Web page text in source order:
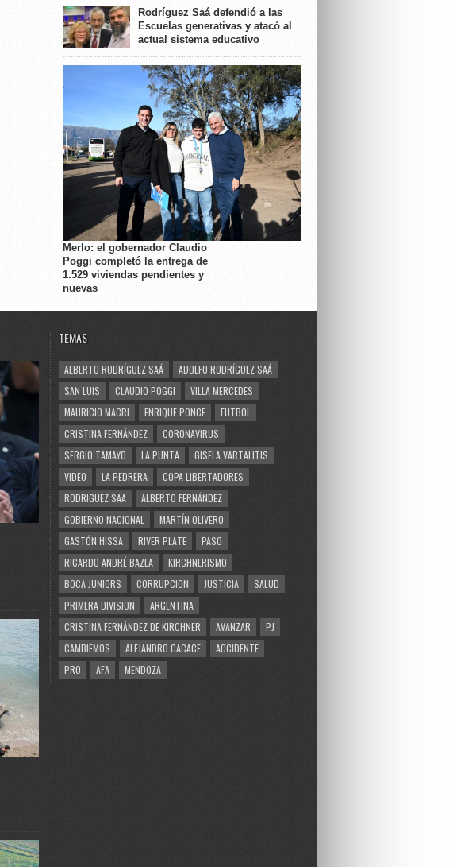
Rodríguez Saá defendió a las
Escuelas generativas y atacó al
actual sistema educativo
Merlo: el gobernador Claudio
Poggi completó la entrega de
1.529 viviendas pendientes y
nuevas
TEMAS
ALBERTO RODRÍGUEZ SAÁ
ADOLFO RODRÍGUEZ SAÁ
SAN LUIS
CLAUDIO POGGI
VILLA MERCEDES
MAURICIO MACRI
ENRIQUE PONCE
FUTBOL
CRISTINA FERNÁNDEZ
CORONAVIRUS
SERGIO TAMAYO
LA PUNTA
GISELA VARTALITIS
VIDEO
LA PEDRERA
COPA LIBERTADORES
RODRIGUEZ SAA
ALBERTO FERNÁNDEZ
GOBIERNO NACIONAL
MARTÍN OLIVERO
GASTÓN HISSA
RIVER PLATE
PASO
RICARDO ANDRÉ BAZLA
KIRCHNERISMO
BOCA JUNIORS
CORRUPCION JUSTICIA
SALUD
PRIMERA DIVISION
ARGENTINA
CRISTINA FERNÁNDEZ DE KIRCHNER
AVANZAR
PJ
CAMBIEMOS
ALEJANDRO CACACE
ACCIDENTE
PRO
AFA MENDOZA